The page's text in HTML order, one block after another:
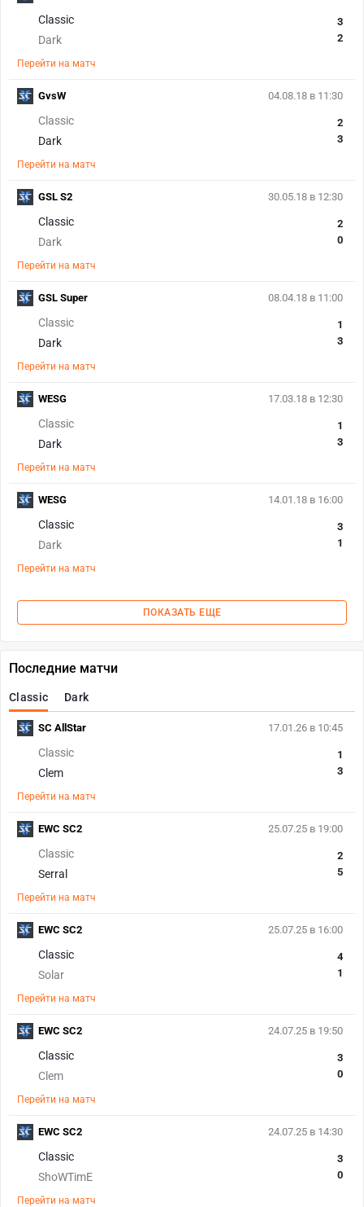
Classic
Dark
3
2
Перейти на матч
04.08.18 в 11:30
Classic
Dark
2
3
Перейти на матч
GvsW
30.05.18 в 12:30
Classic
Dark
2
0
Перейти на матч
GSL S2
08.04.18 в 11:00
Classic
Dark
1
3
Перейти на матч
GSL Super
17.03.18 в 12:30
Classic
Dark
1
3
Перейти на матч
WESG
14.01.18 в 16:00
Classic
Dark
3
1
Перейти на матч
WESG
ПОКАЗАТЬ ЕЩЕ
Последние матчи
Classic Dark
17.01.26 в 10:45
Classic
Clem
1
3
Перейти на матч
SC AllStar
25.07.25 в 19:00
Classic
Serral
2
5
Перейти на матч
EWC SC2
25.07.25 в 16:00
Classic
Solar
4
1
Перейти на матч
EWC SC2
24.07.25 в 19:50
Classic
Clem
3
0
Перейти на матч
EWC SC2
24.07.25 в 14:30
Classic
ShoWTimE
3
0
Перейти на матч
EWC SC2